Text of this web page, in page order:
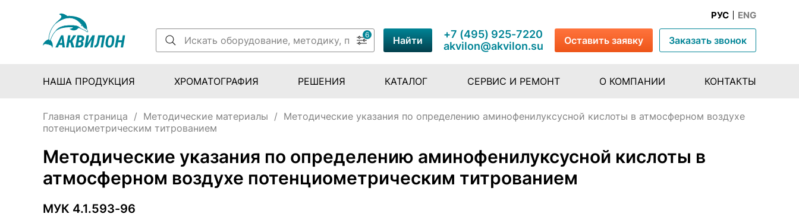
РУС ENG
6 Найти
+7 (495) 925-7220
akvilon@akvilon.su
Оставить заявку Заказать звонок
НАША ПРОДУКЦИЯ ХРОМАТОГРАФИЯ РЕШЕНИЯ КАТАЛОГ СЕРВИС И РЕМОНТ О КОМПАНИИ КОНТАКТЫ
Главная страница / Методические материалы / Методические указания по определению аминофенилуксусной кислоты в атмосферном воздухе
потенциометрическим титрованием
Методические указания по определению аминофенилуксусной кислоты в
атмосферном воздухе потенциометрическим титрованием
МУК 4.1.593-96